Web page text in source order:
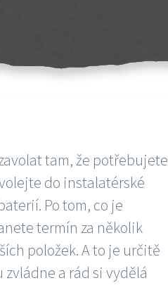
tam, že potřebujete
do instalatérské
Po tom, co je
termín za několik
položek. A to je určitě
a rád si vydělá